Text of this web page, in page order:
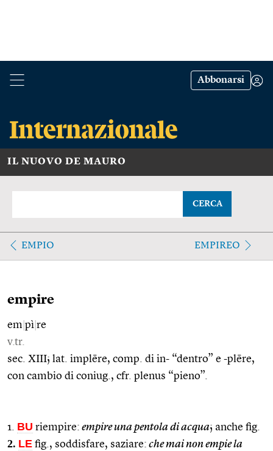
Abbonarsi
IL NUOVO DE MAURO
CERCA
EMPIO EMPIREO
empire
em pì re
v.tr.
sec. XIII; lat. implēre, comp. di in- “dentro” e -plēre,
con cambio di coniug., cfr. plenus “pieno”.
1. BU riempire: empire una pentola di acqua; anche fig.
2. LE fig., soddisfare, saziare: che mai non empie la